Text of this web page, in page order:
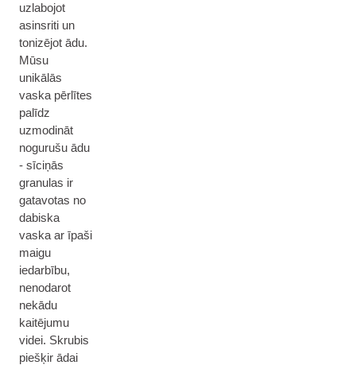
uzlabojot
asinsriti un
tonizējot ādu.
Mūsu
unikālās
vaska pērlītes
palīdz
uzmodināt
nogurušu ādu
- sīciņās
granulas ir
gatavotas no
dabiska
vaska ar īpaši
maigu
iedarbību,
nenodarot
nekādu
kaitējumu
videi. Skrubis
piešķir ādai